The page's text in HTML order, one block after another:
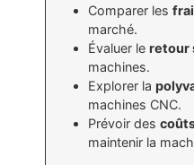
Comparer les
marché.
Évaluer leretour
machines.
Explorer la
machines CNC.
Prévoir des
maintenir la